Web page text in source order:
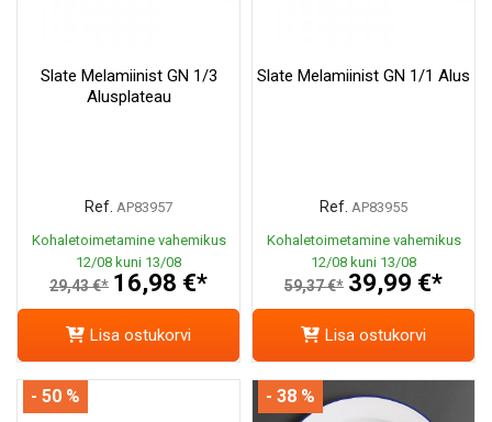
Slate Melamiinist GN 1/3
Alusplateau
Ref. AP83957
Kohaletoimetamine vahemikus
12/08 kuni 13/08
29,43 €* 16,98 €*
Lisa ostukorvi
Slate Melamiinist GN 1/1 Alus
Ref. AP83955
Kohaletoimetamine vahemikus
12/08 kuni 13/08
59,37 €* 39,99 €*
Lisa ostukorvi
- 50 % - 38 %